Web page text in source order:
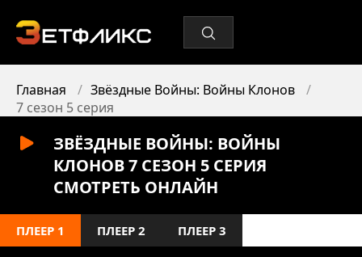
Главная
Звёздные Войны: Войны Клонов
7 сезон 5 серия
ЗВЁЗДНЫЕ ВОЙНЫ: ВОЙНЫ
КЛОНОВ 7 СЕЗОН 5 СЕРИЯ
СМОТРЕТЬ ОНЛАЙН
ПЛЕЕР 1 ПЛЕЕР 2 ПЛЕЕР 3